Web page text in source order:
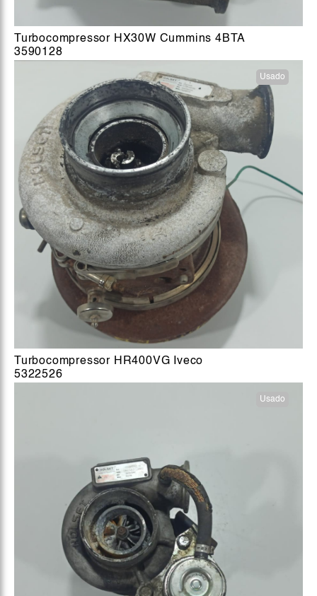
Turbocompressor HX30W Cummins 4BTA
3590128
Usado
Turbocompressor HR400VG Iveco
5322526
Usado